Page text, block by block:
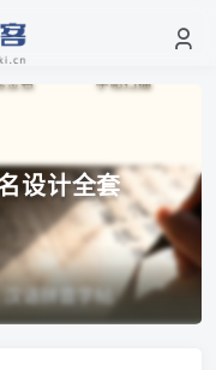
设计全套